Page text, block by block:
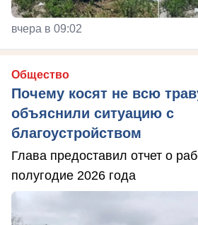
вчера в 09:02
Общество
Почему косят не всю
объяснили ситуацию с
благоустройством
Глава предоставил отчет о
полугодие 2026 года